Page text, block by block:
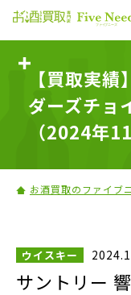
【買取実
ダーズチョ
（2024年
お酒買取のファイブ
ウイスキー
サントリー